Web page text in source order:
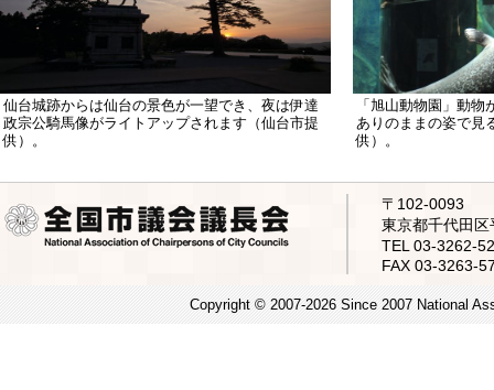
仙台城跡からは仙台の景色が一望でき、夜は伊達
政宗公騎馬像がライトアップされます（仙台市提
供）。
「旭山動物園」動
ありのままの姿で見
供）。
〒102-0093
東京都千代田
TEL 03-3262-
FAX 03-3263-
Copyright © 2007-2026 Since 2007 National